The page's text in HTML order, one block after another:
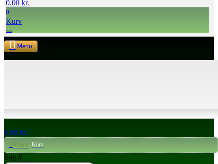
0,00 kr.
0
Kurv
Menu
0,00 kr.
0Kurv
Søg